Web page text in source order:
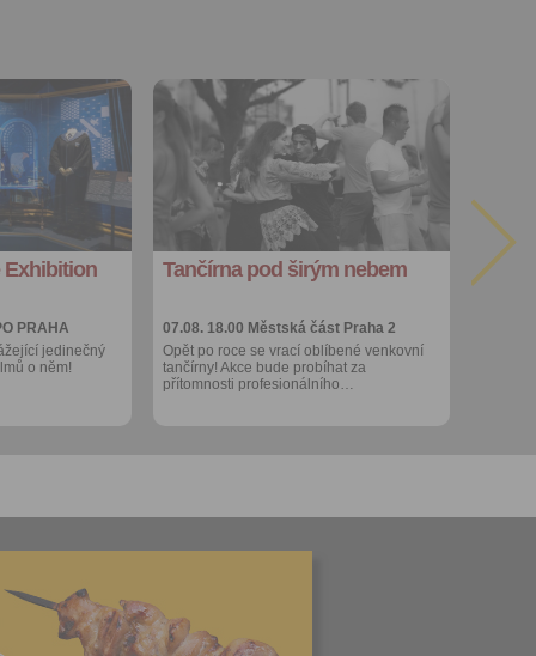
Exhibition
PRAHA
jedinečný
o něm!
Tančírna pod širým nebem
07.08. 18.00 Městská část Praha 2
Opět po roce se vrací oblíbené venkovní
tančírny! Akce bude probíhat za
přítomnosti profesionálního…
Přidat do
oblíbených
Sdílet:
Facebook
export do
kalendáře
Více výhod pro